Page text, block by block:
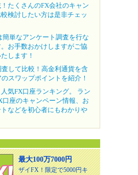
たくさんのFX会社のキャン
検討したい方は是非チェッ
簡単なアンケート調査を行な
お手数おかけしますがご協
します！
して比較！高金利通貨を含
スワップポイントを紹介！
気FX口座ランキング。 ラン
口座のキャンペーン情報、お
などを初心者にもわかりや
最大100万7000円
ザイFX！限定で5000円キ